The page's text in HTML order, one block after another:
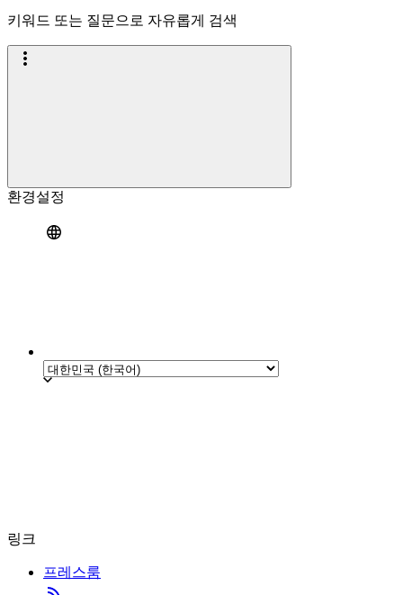
키워드 또는 질문으로 자유롭게 검색
환경설정
링크
프레스룸